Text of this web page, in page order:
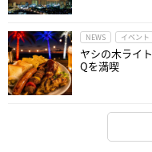
NEWS イベント
ヤシの木ライ
Qを満喫